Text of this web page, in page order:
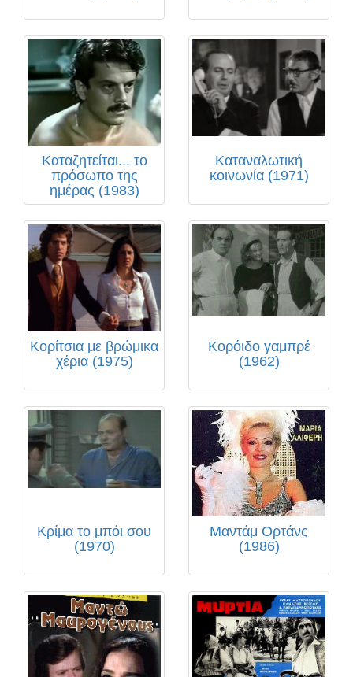
Καταζητείται... το
πρόσωπο της
ημέρας (1983)
Καταναλωτική
κοινωνία (1971)
Κορίτσια με βρώμικα
χέρια (1975)
Κορόιδο γαμπρέ
(1962)
Κρίμα το μπόι σου
(1970)
Μαντάμ Ορτάνς
(1986)